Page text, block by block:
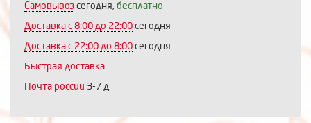
Самовывоз сегодня, бесплатно
Доставка c 8:00 до 22:00 сегодня
Доставка с 22:00 до 8:00 сегодня
Быстрая доставка
Почта россии 3-7 д